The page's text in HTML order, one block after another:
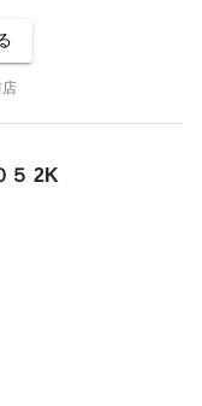
５ 2K